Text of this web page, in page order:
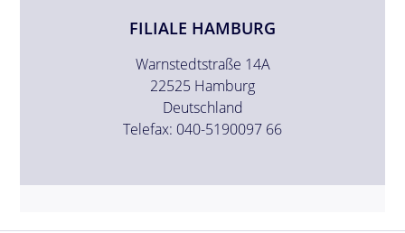
FILIALE HAMBURG
Warnstedtstraße 14A
22525 Hamburg
Deutschland
Telefax: 040-5190097 66